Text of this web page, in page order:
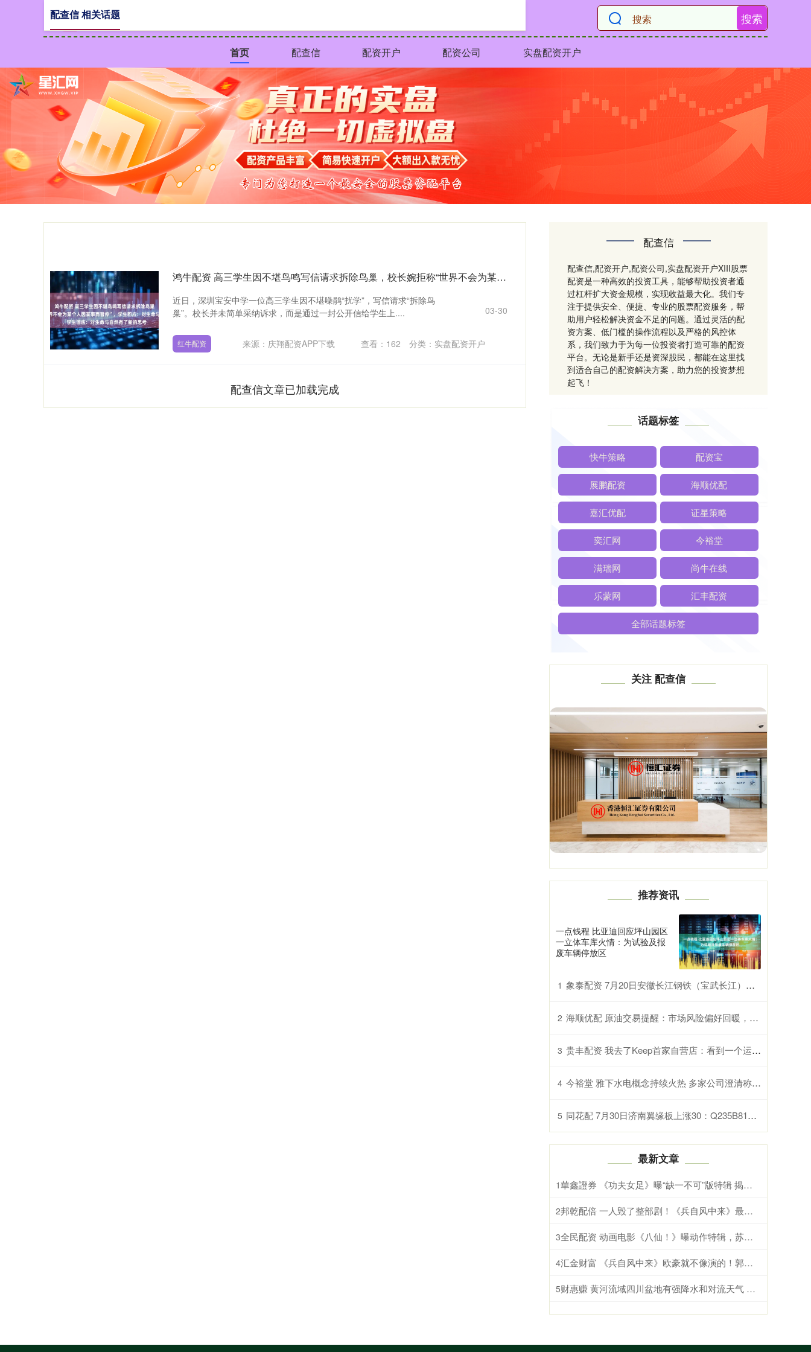
搜索
首页 配查信 配资开户 配资公司 实盘配资开户
配查信 相关话题
鸿牛配资 高三学生因不堪鸟鸣写信请求拆除鸟巢，校长婉拒称“世界不会为某个人因某事而暂停”，学生回应：对生命与自然有了新的思考
近日，深圳宝安中学一位高三学生因不堪噪鹃“扰学”，写信请求“拆除鸟
巢”。校长并未简单采纳诉求，而是通过一封公开信给学生上....
03-30
红牛配资 来源：庆翔配资APP下载 查看： 162 分类： 实盘配资开户
配查信文章已加载完成
配查信
配查信,配资开户,配资公司,实盘配资开户XIII‌股票
配资是一种高效的投资工具，能够帮助投资者通
过杠杆扩大资金规模，实现收益最大化。我们专
注于提供安全、便捷、专业的股票配资服务，帮
助用户轻松解决资金不足的问题。通过灵活的配
资方案、低门槛的操作流程以及严格的风控体
系，我们致力于为每一位投资者打造可靠的配资
平台。无论是新手还是资深股民，都能在这里找
到适合自己的配资解决方案，助力您的投资梦想
起飞！
话题标签
快牛策略 配资宝
展鹏配资 海顺优配
嘉汇优配 证星策略
奕汇网 今裕堂
满瑞网 尚牛在线
乐蒙网 汇丰配资
全部话题标签
关注 配查信
推荐资讯
一点钱程 比亚迪回应坪山园区
一立体车库火情：为试验及报
废车辆停放区
1 象泰配资 7月20日安徽长江钢铁（宝武长江）合肥区域建筑钢材价格螺纹钢暂稳
2 海顺优配 原油交易提醒：市场风险偏好回暖，施压油价，短期维持低位震荡，等待方向选择
3 贵丰配资 我去了Keep首家自营店：看到一个运动APP的线下新思考
4 今裕堂 雅下水电概念持续火热 多家公司澄清称业务与该项目暂无关联
5 同花配 7月30日济南翼缘板上涨30：Q235B8180-250报3920
最新文章
1 華鑫證券 《功夫女足》曝“缺一不可”版特辑 揭秘周星驰新作中的新人力量
2 邦乾配倍 一人毁了整部剧！《兵自风中来》最大败笔，就是这 4 位 “戏混子”
3 全民配资 动画电影《八仙！》曝动作特辑，苏杭、黄成希强强联手铸就超燃打戏
4 汇金财富 《兵自风中来》欧豪就不像演的！郭子剑拒绝龙远山，方显角色本色
5 财惠赚 黄河流域四川盆地有强降水和对流天气 广东广西有强降水